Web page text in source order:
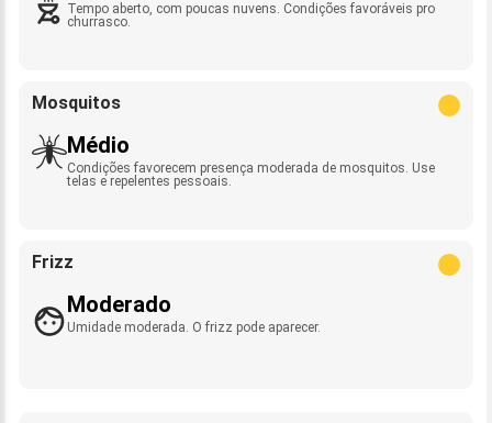
Tempo aberto, com poucas nuvens. Condições favoráveis pro
churrasco.
Mosquitos
Médio
Condições favorecem presença moderada de mosquitos. Use
telas e repelentes pessoais.
Frizz
Moderado
Umidade moderada. O frizz pode aparecer.